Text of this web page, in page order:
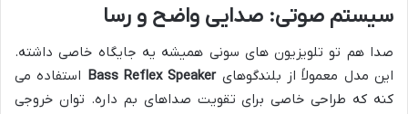
سیستم صوتی: صدایی واضح و رسا
صدا هم تو تلویزیون های سونی همیشه یه جایگاه خاصی داشته.
این مدل معمولاً از بلندگوهایBass Reflex Speaker استفاده می
کنه که طراحی خاصی برای تقویت صداهای بم داره. توان خروجی